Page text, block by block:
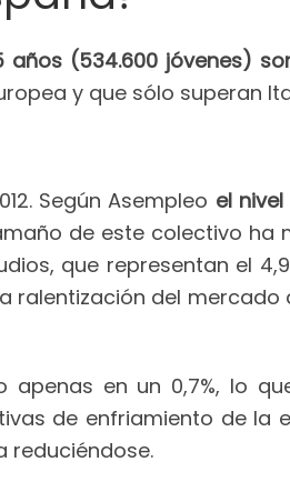
años (534.600 jóvenes)
y que sólo superan
Según Asempleo el
de este colectivo ha
que representan el
ralentización del
en un 0,7%, lo
de enfriamiento de
reduciéndose.